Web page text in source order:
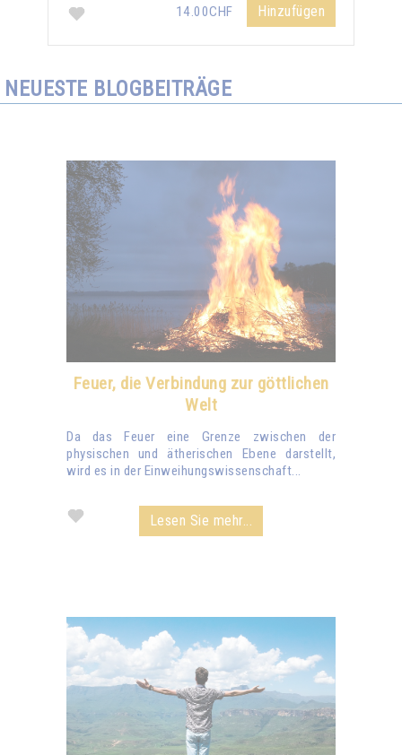
14.00CHF
Hinzufügen
NEUESTE BLOGBEITRÄGE
Feuer, die Verbindung zur göttlichen
Welt
Da das Feuer eine Grenze zwischen der
physischen und ätherischen Ebene darstellt,
wird es in der Einweihungswissenschaft...
Lesen Sie mehr...